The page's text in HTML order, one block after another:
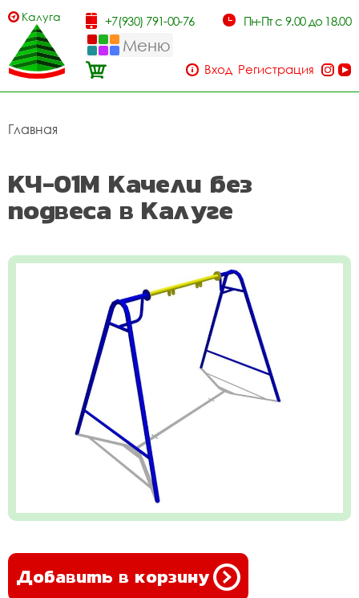
Калуга +7(930) 791-00-76 Пн-Пт с 9.00 до 18.00
Меню
Вход Регистрация
Главная
КЧ-01М Качели без
подвеса в Калуге
Добавить в корзину